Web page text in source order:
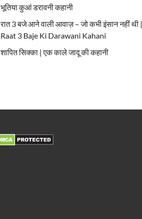
भूतिया कुआं डरावनी कहानी
रात 3 बजे आने वाली आवाज़ – जो कभी इंसान नहीं थी |
Raat 3 Baje Ki Darawani Kahani
शापित सिक्का | एक काले जादू की कहानी